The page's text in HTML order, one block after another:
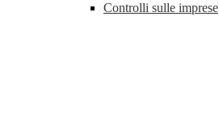
Controlli sulle imprese